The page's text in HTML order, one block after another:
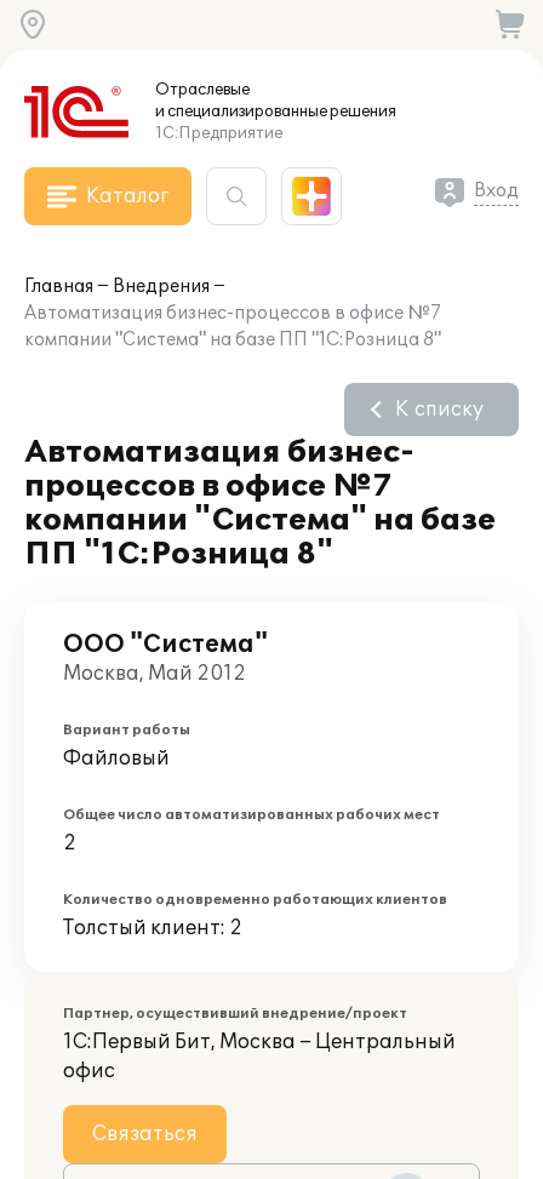
Отраслевые
и специализированныерешения
1С:Предприятие
Каталог Вход
Главная
Внедрения
Автоматизация бизнес-процессов в офисе №7
компании "Система" на базе ПП "1С:Розница 8"
Автоматизация бизнес-
процессов в офисе №7
компании "Система" на базе
ПП "1С:Розница 8"
К списку
ООО "Система"
Москва, Май 2012
Вариант работы
Файловый
Общее число автоматизированных рабочих мест
2
Количество одновременно работающих клиентов
Толстый клиент: 2
Партнер, осуществивший внедрение/проект
1С:Первый Бит, Москва – Центральный
офис
Связаться